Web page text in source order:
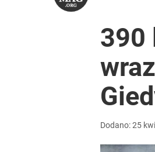
390
Dodano:25